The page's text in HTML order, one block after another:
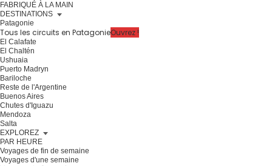
FABRIQUÉ À LA MAIN
DESTINATIONS
Patagonie
Tous les circuits en PatagonieOuvrez !
El Calafate
El Chaltén
Ushuaia
Puerto Madryn
Bariloche
Reste de l'Argentine
Buenos Aires
Chutes d'Iguazu
Mendoza
Salta
EXPLOREZ
PAR HEURE
Voyages de fin de semaine
Voyages d'une semaine